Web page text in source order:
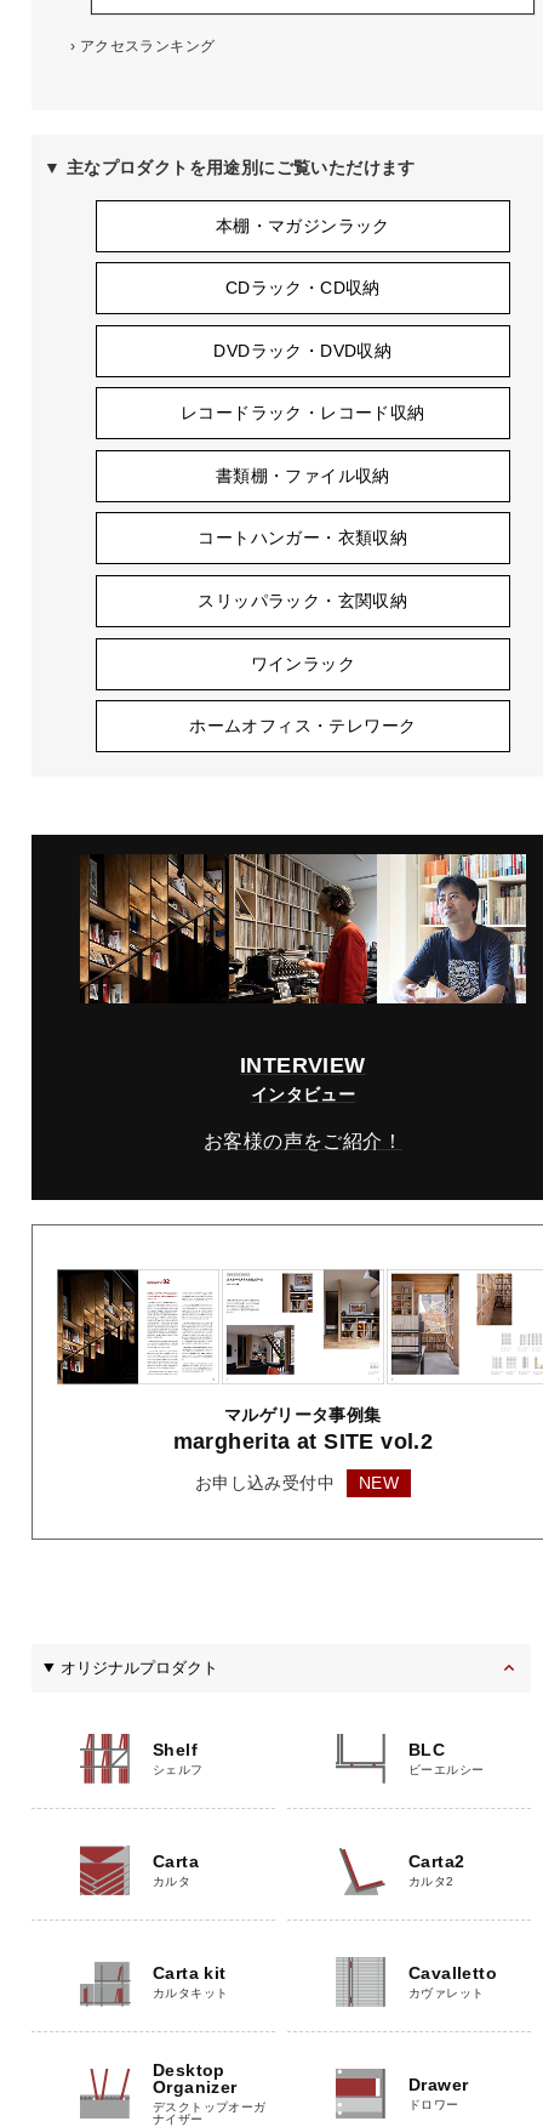
› アクセスランキング
▼ 主なプロダクトを用途別にご覧いただけます
本棚・マガジンラック
CDラック・CD収納
DVDラック・DVD収納
レコードラック・レコード収納
書類棚・ファイル収納
コートハンガー・衣類収納
スリッパラック・玄関収納
ワインラック
ホームオフィス・テレワーク
INTERVIEW
インタビュー
お客様の声をご紹介！
マルゲリータ事例集
margherita at SITE vol.2
お申し込み受付中 NEW
オリジナルプロダクト
Shelf
シェルフ
BLC
ビーエルシー
Carta
カルタ
Carta2
カルタ2
Carta kit
カルタキット
Cavalletto
カヴァレット
Desktop
Organizer
デスクトップオーガ
ナイザー
Drawer
ドロワー